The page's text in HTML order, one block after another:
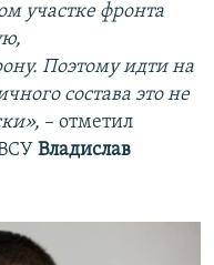
участке фронта
Поэтому идти на
состава это не
– отметил
Владислав